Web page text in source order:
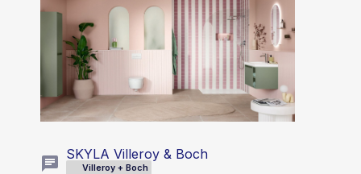
Villeroy + Boch
SKYLA Villeroy & Boch